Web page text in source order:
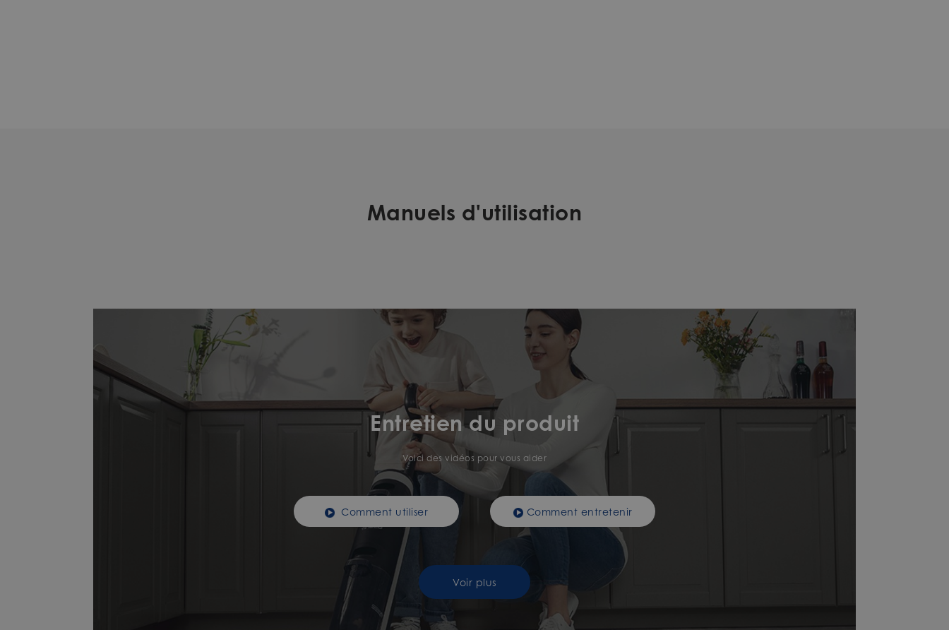
Manuels d'utilisation
Entretien du produit
Voici des vidéos pour vous aider
Comment utiliser Comment entretenir
Voir plus